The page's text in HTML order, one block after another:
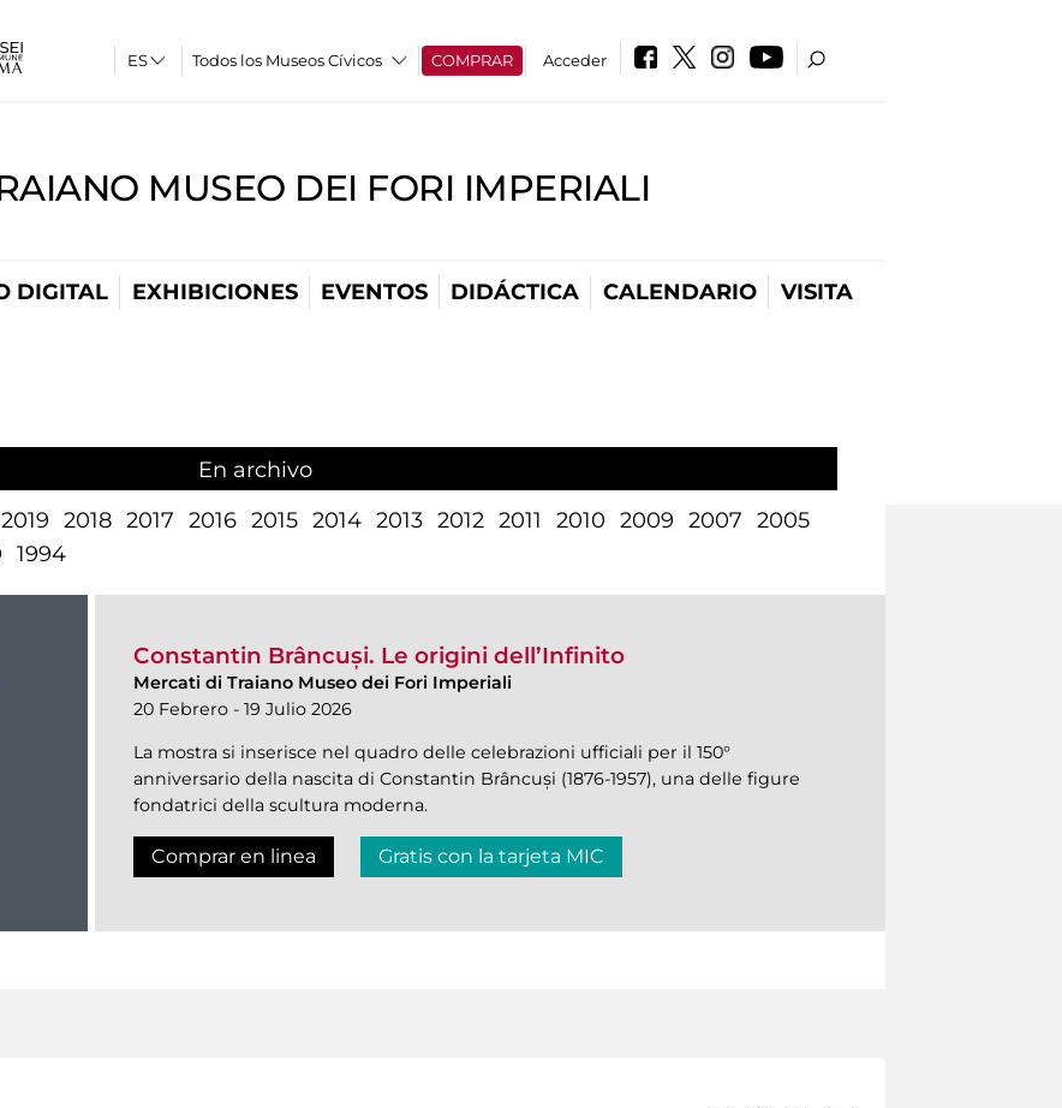
Todos los Museos Cívicos COMPRAR Acceder
MUSEO DEI FORI IMPERIALI
DIGITAL EXHIBICIONES EVENTOS DIDÁCTICA CALENDARIO VISITA
En archivo
2019 2018 2017 2016 2015 2014 2013 2012 2011 2010 2009 2007 2005
1994
Constantin Brâncuși. Le origini dell’Infinito
Mercati di Traiano Museo dei Fori Imperiali
20 Febrero - 19 Julio 2026
La mostra si inserisce nel quadro delle celebrazioni ufficiali per il 150°
anniversario della nascita di Constantin Brâncuși (1876-1957), una delle figure
fondatrici della scultura moderna.
Comprar en linea Gratis con la tarjeta MIC